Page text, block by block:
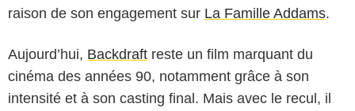
raison de son engagement sur La Famille Addams.
Aujourd’hui, Backdraft reste un film marquant du
cinéma des années 90, notamment grâce à son
intensité et à son casting final. Mais avec le recul, il